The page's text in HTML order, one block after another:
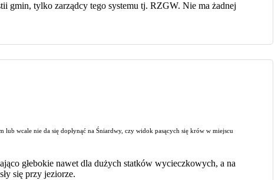
gmin, tylko zarządcy tego systemu tj. RZGW. Nie ma żadnej
wcale nie da się dopłynąć na Śniardwy, czy widok pasących się krów w miejscu
głebokie nawet dla dużych statków wycieczkowych, a na
się przy jeziorze.